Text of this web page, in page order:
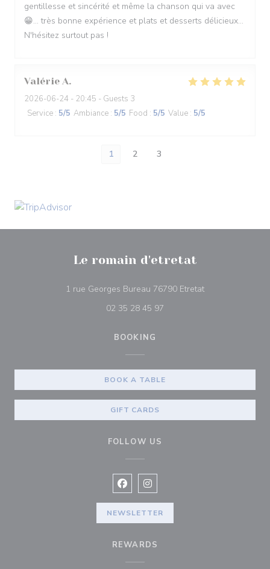
gentillesse et sincérité et même la chanson qui va avec
😁... très bonne expérience et plats et desserts délicieux...
N'hésitez surtout pas !
Valérie A
2026-06-24 - 20:45 - Guests 3
Service : 5/5 Ambiance : 5/5 Food : 5/5 Value : 5/5
1 2 3
Le romain d'etretat
1 rue Georges Bureau 76790 Etretat((opens in a
02 35 28 45 97
BOOKING
BOOK A TABLE
GIFT CARDS
FOLLOW US
Facebook ((opens in a new
Instagram ((opens in a new
NEWSLETTER
REWARDS